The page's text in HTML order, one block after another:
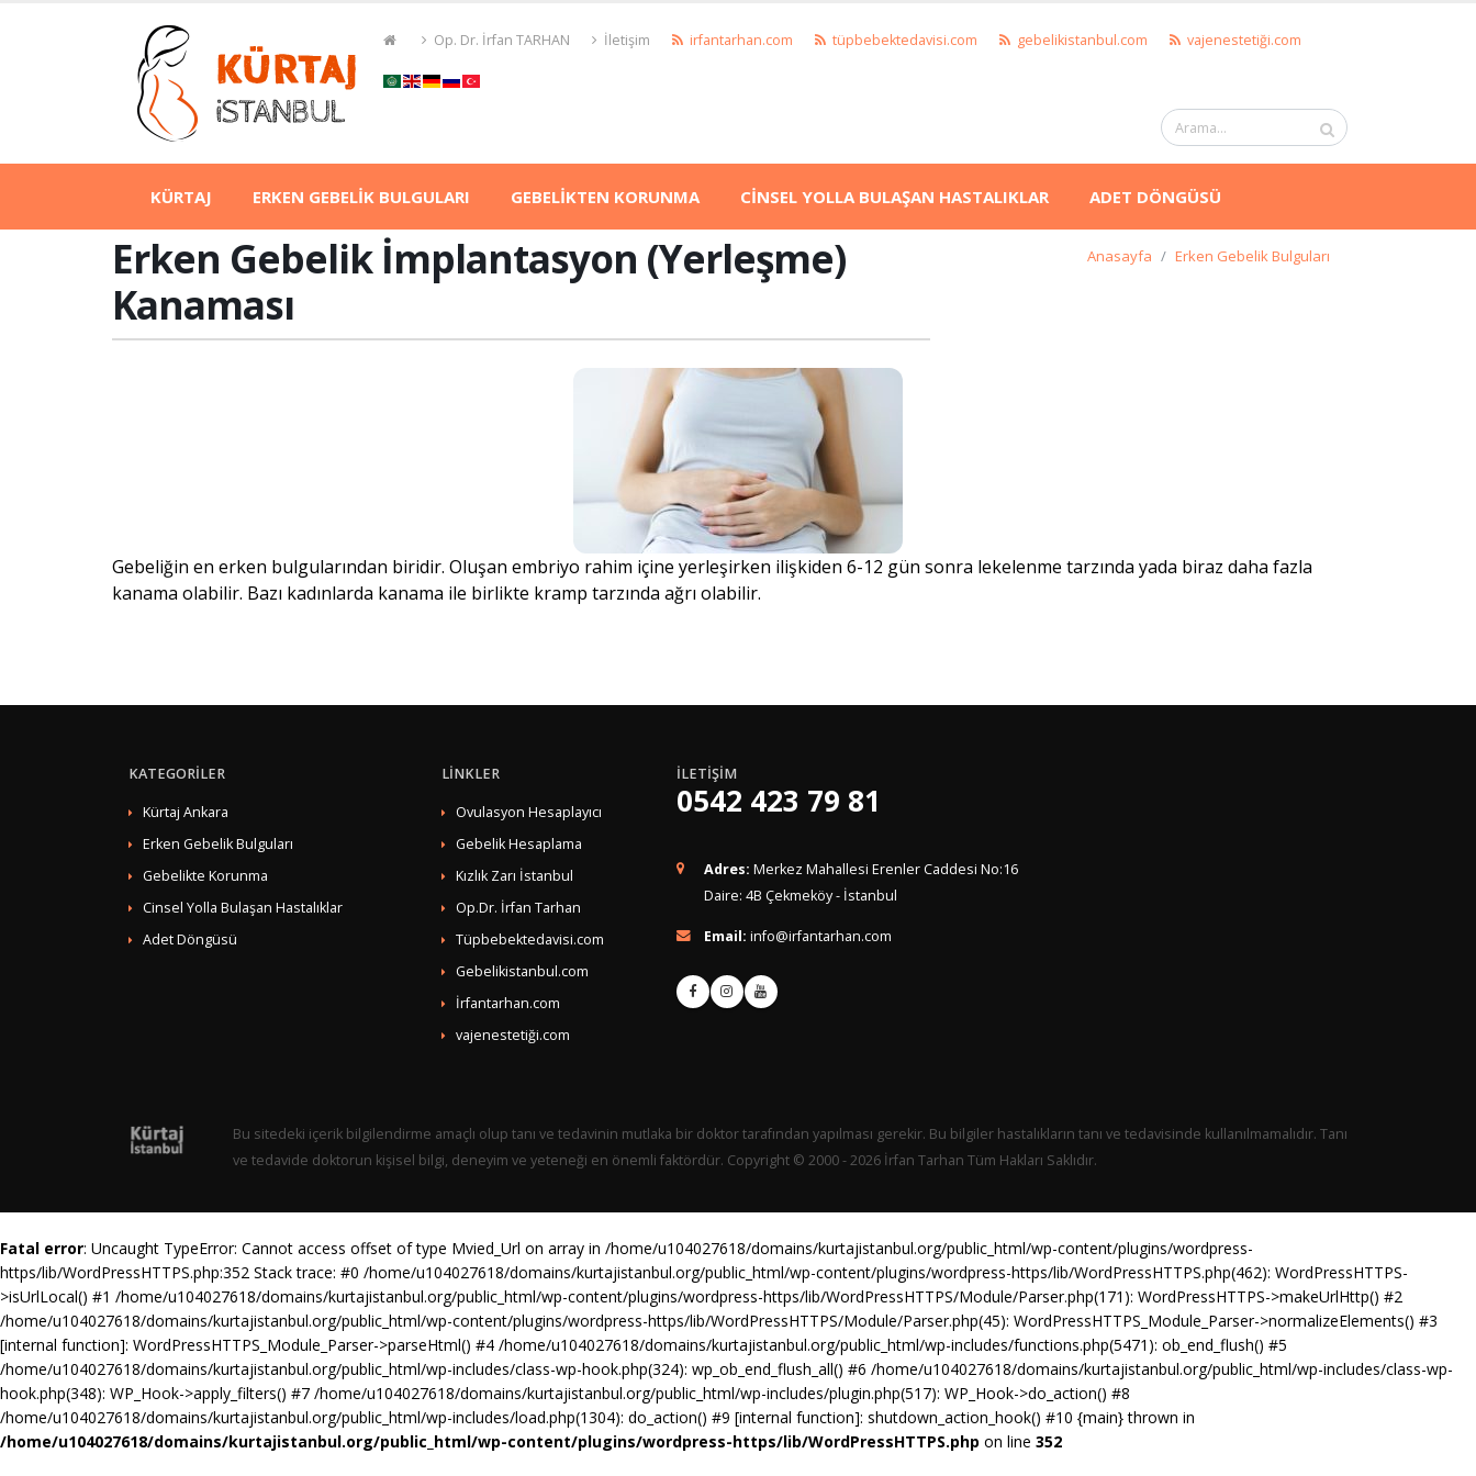
Op. Dr. İrfan TARHAN İletişim irfantarhan.com tüpbebektedavisi.com gebelikistanbul.com vajenestetiği.com
KÜRTAJ ERKEN GEBELİK BULGULARI GEBELİKTEN KORUNMA CİNSEL YOLLA BULAŞAN HASTALIKLAR ADET DÖNGÜSÜ
Erken Gebelik İmplantasyon (Yerleşme)
Kanaması
Anasayfa Erken Gebelik Bulguları
Gebeliğin en erken bulgularından biridir. Oluşan embriyo rahim içine yerleşirken ilişkiden 6-12 gün sonra lekelenme tarzında yada biraz daha fazla
kanama olabilir. Bazı kadınlarda kanama ile birlikte kramp tarzında ağrı olabilir.
KATEGORİLER
Kürtaj Ankara
Erken Gebelik Bulguları
Gebelikte Korunma
Cinsel Yolla Bulaşan Hastalıklar
Adet Döngüsü
LİNKLER
Ovulasyon Hesaplayıcı
Gebelik Hesaplama
Kızlık Zarı İstanbul
Op.Dr. İrfan Tarhan
Tüpbebektedavisi.com
Gebelikistanbul.com
İrfantarhan.com
vajenestetiği.com
İLETİŞİM
0542 423 79 81
Adres: Merkez Mahallesi Erenler Caddesi No:16
Daire: 4B Çekmeköy - İstanbul
Email: info@irfantarhan.com
Bu sitedeki içerik bilgilendirme amaçlı olup tanı ve tedavinin mutlaka bir doktor tarafından yapılması gerekir. Bu bilgiler hastalıkların tanı ve tedavisinde kullanılmamalıdır. Tanı
ve tedavide doktorun kişisel bilgi, deneyim ve yeteneği en önemli faktördür. Copyright © 2000 - 2026 İrfan Tarhan Tüm Hakları Saklıdır.
Fatal error: Uncaught TypeError: Cannot access offset of type Mvied_Url on array in /home/u104027618/domains/kurtajistanbul.org/public_html/wp-content/plugins/wordpress-
https/lib/WordPressHTTPS.php:352 Stack trace: #0 /home/u104027618/domains/kurtajistanbul.org/public_html/wp-content/plugins/wordpress-https/lib/WordPressHTTPS.php(462): WordPressHTTPS-
>isUrlLocal() #1 /home/u104027618/domains/kurtajistanbul.org/public_html/wp-content/plugins/wordpress-https/lib/WordPressHTTPS/Module/Parser.php(171): WordPressHTTPS->makeUrlHttp() #2
/home/u104027618/domains/kurtajistanbul.org/public_html/wp-content/plugins/wordpress-https/lib/WordPressHTTPS/Module/Parser.php(45): WordPressHTTPS_Module_Parser->normalizeElements() #3
[internal function]: WordPressHTTPS_Module_Parser->parseHtml() #4 /home/u104027618/domains/kurtajistanbul.org/public_html/wp-includes/functions.php(5471): ob_end_flush() #5
/home/u104027618/domains/kurtajistanbul.org/public_html/wp-includes/class-wp-hook.php(324): wp_ob_end_flush_all() #6 /home/u104027618/domains/kurtajistanbul.org/public_html/wp-includes/class-wp-
hook.php(348): WP_Hook->apply_filters() #7 /home/u104027618/domains/kurtajistanbul.org/public_html/wp-includes/plugin.php(517): WP_Hook->do_action() #8
/home/u104027618/domains/kurtajistanbul.org/public_html/wp-includes/load.php(1304): do_action() #9 [internal function]: shutdown_action_hook() #10 {main} thrown in
/home/u104027618/domains/kurtajistanbul.org/public_html/wp-content/plugins/wordpress-https/lib/WordPressHTTPS.php on line 352